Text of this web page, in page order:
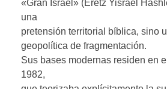
«Gran Israel» (Eretz Yisrael
una
pretensión territorial bíblica, sino
geopolítica de fragmentación.
Sus bases modernas residen en
1982,